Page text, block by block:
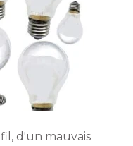
d'un mauvais